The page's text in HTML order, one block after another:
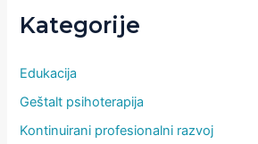
Kategorije
Edukacija
Geštalt psihoterapija
Kontinuirani profesionalni razvoj